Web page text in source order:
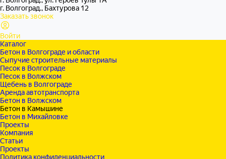
г. Волгоград., Бахтурова 12
Заказать звонок
Войти
Каталог
Бетон в Волгограде и области
Сыпучие строительные материалы
Песок в Волгограде
Песок в Волжском
Щебень в Волгограде
Аренда автотранспорта
Бетон в Волжском
Бетон в Камышине
Бетон в Михайловке
Проекты
Компания
Статьи
Проекты
Политика конфиденциальности